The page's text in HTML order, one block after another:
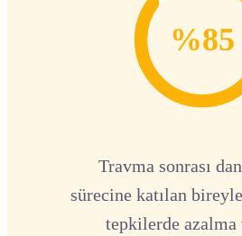
%85
Travma sonrası
sürecine katılan
tepkilerde azalma